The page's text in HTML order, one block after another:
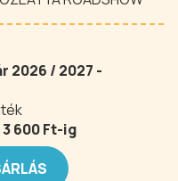
2026 / 2027 -
600 Ft-ig